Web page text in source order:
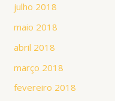
julho 2018
maio 2018
abril 2018
março 2018
fevereiro 2018